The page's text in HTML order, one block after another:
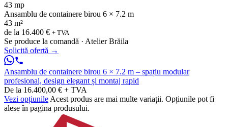
43 mp
Ansamblu de containere birou 6 × 7.2 m
43 m²
de la 16.400 € + TVA
Se produce la comandă · Atelier Brăila
Solicită ofertă →
Ansamblu de containere birou 6 × 7.2 m – spațiu modular
profesional, design elegant și montaj rapid
De la 16.400,00 € + TVA
Vezi opțiunile Acest produs are mai multe variații. Opțiunile pot fi
alese în pagina produsului.